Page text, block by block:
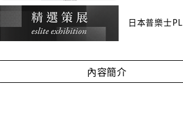
日本普樂士
內容簡介